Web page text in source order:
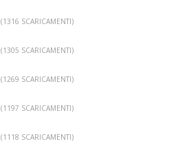
(1316 SCARICAMENTI)
(1305 SCARICAMENTI)
(1269 SCARICAMENTI)
(1197 SCARICAMENTI)
(1118 SCARICAMENTI)